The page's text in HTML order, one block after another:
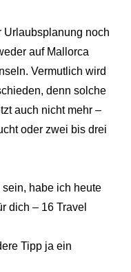
Urlaubsplanung noch
auf Mallorca
Vermutlich wird
denn solche
auch nicht mehr –
oder zwei bis drei
habe ich heute
dich – 16 Travel
Tipp ja ein